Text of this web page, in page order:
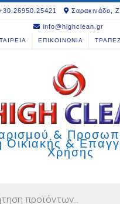
Σαρακινάδο,
info@highclean.gr
ΕΠΙΚΟΙΝΩΝΙΑ
&
Οικιακής &
Χρήσης